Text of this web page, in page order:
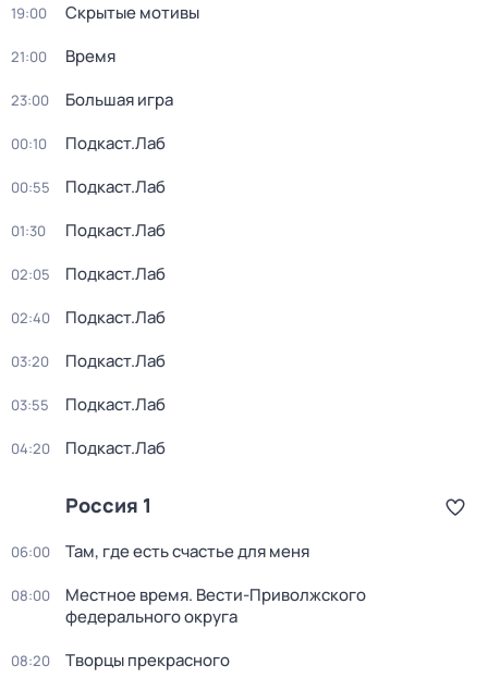
19:00 Скрытые мотивы
21:00 Время
23:00 Большая игра
00:10 Подкаст.Лаб
00:55 Подкаст.Лаб
01:30 Подкаст.Лаб
02:05 Подкаст.Лаб
02:40 Подкаст.Лаб
03:20 Подкаст.Лаб
03:55 Подкаст.Лаб
04:20 Подкаст.Лаб
Россия 1
06:00 Там, где есть счастье для меня
08:00
Местное время. Вести-Приволжского
федерального округа
08:20 Творцы прекрасного